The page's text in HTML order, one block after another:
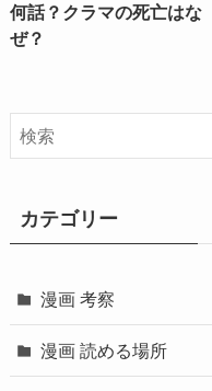
何話？クラマの死亡はな
ぜ？
カテゴリー
漫画 考察
漫画 読める場所